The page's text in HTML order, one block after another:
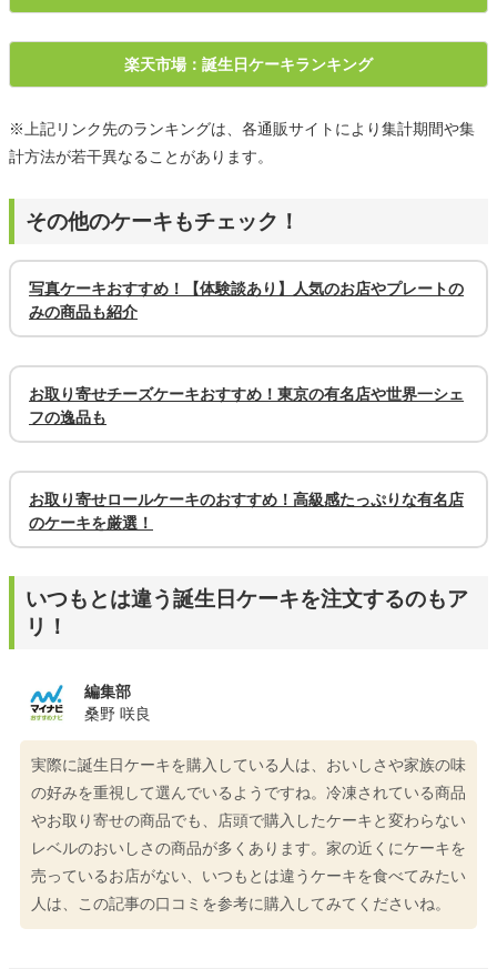
楽天市場：誕生日ケーキランキング
※上記リンク先のランキングは、各通販サイトにより集計期間や集
計方法が若干異なることがあります。
その他のケーキもチェック！
写真ケーキおすすめ！【体験談あり】人気のお店やプレートの
みの商品も紹介
お取り寄せチーズケーキおすすめ！東京の有名店や世界一シェ
フの逸品も
お取り寄せロールケーキのおすすめ！高級感たっぷりな有名店
のケーキを厳選！
いつもとは違う誕生日ケーキを注文するのもア
リ！
編集部
桑野 咲良
実際に誕生日ケーキを購入している人は、おいしさや家族の味
の好みを重視して選んでいるようですね。冷凍されている商品
やお取り寄せの商品でも、店頭で購入したケーキと変わらない
レベルのおいしさの商品が多くあります。家の近くにケーキを
売っているお店がない、いつもとは違うケーキを食べてみたい
人は、この記事の口コミを参考に購入してみてくださいね。